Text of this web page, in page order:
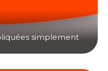
simplement